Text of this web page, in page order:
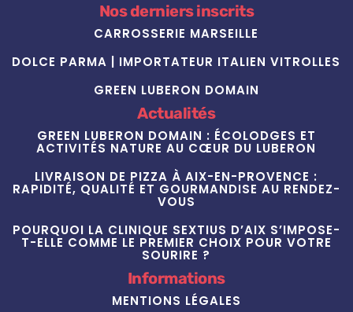
Nos derniers inscrits
CARROSSERIE MARSEILLE
DOLCE PARMA | IMPORTATEUR ITALIEN VITROLLES
GREEN LUBERON DOMAIN
Actualités
GREEN LUBERON DOMAIN : ÉCOLODGES ET
ACTIVITÉS NATURE AU CŒUR DU LUBERON
LIVRAISON DE PIZZA À AIX-EN-PROVENCE :
RAPIDITÉ, QUALITÉ ET GOURMANDISE AU RENDEZ-
VOUS
POURQUOI LA CLINIQUE SEXTIUS D’AIX S’IMPOSE-
T-ELLE COMME LE PREMIER CHOIX POUR VOTRE
SOURIRE ?
Informations
MENTIONS LÉGALES